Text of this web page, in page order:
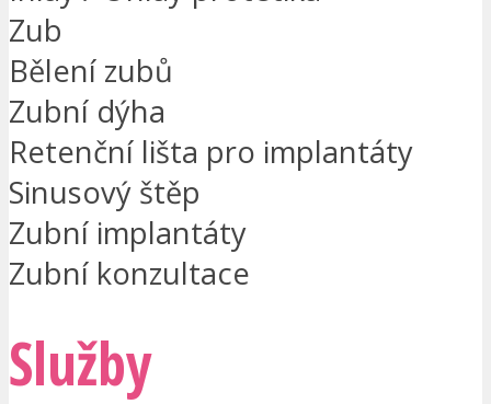
Zub
Bělení zubů
Zubní dýha
Retenční lišta pro implantáty
Sinusový štěp
Zubní implantáty
Zubní konzultace
Služby